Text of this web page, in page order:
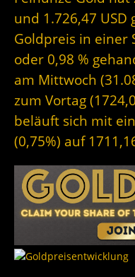
und 1.726,47
Goldpreis in einer
oder 0,98 %
am Mittwoch
zum Vortag
beläuft sich mit
(0,75%) auf